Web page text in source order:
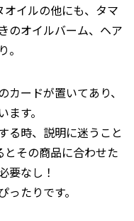
イルの他にも、タマ
のオイルバーム、ヘア
ードが置いてあり、
す。
る時、説明に迷うこと
その商品に合わせた
要なし！
たりです。